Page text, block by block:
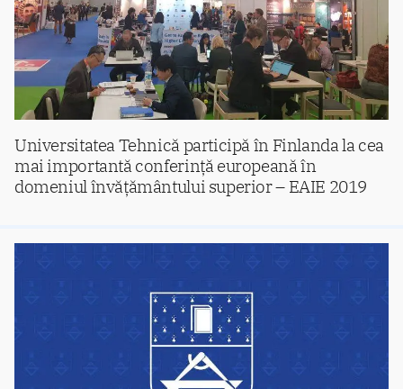
Universitatea Tehnică participă în Finlanda la cea
mai importantă conferință europeană în
domeniul învățământului superior – EAIE 2019